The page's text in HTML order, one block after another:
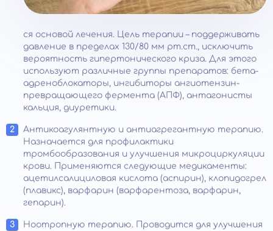
ся основой лечения. Цель терапии – поддерживать
давление в пределах 130/80 мм рт.ст., исключить
вероятность гипертонического криза. Для этого
используют различные группы препаратов: бета-
адреноблокаторы, ингибиторы ангиотензин-
превращающего фермента (АПФ), антагонисты
кальция, диуретики.
Антикоагулянтную и антиагрегантную терапию.
Назначается для профилактики
тромбообразования и улучшения микроциркуляции
крови. Применяются следующие медикаменты:
ацетилсалициловая кислота (аспирин), клопидогрел
(плавикс), варфарин (варфарентоза, варфарин,
гепарин).
Ноотропную терапию. Проводится для улучшения